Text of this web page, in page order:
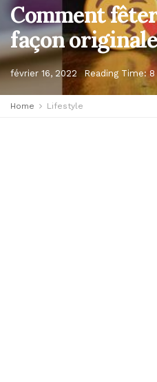
Comment
façon
février 16, 2022 Reading Time:
Home Lifestyle